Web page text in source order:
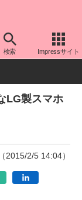
検索 Impressサイト
スマホ・ケータイ
LG製スマホ
（2015/2/5 14:04）